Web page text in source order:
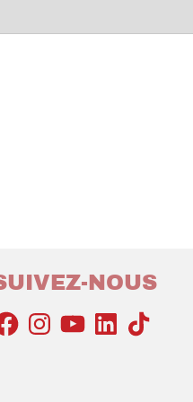
NOUS
InstagramYouTubeLinkedInTikTok